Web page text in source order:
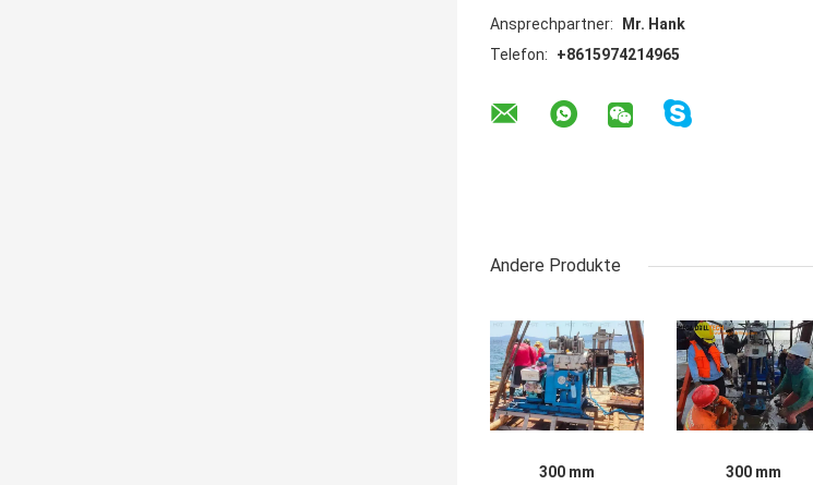
Ansprechpartner:
Mr. Hank
Telefon:
+8615974214965
Andere Produkte
300 mm
300 mm